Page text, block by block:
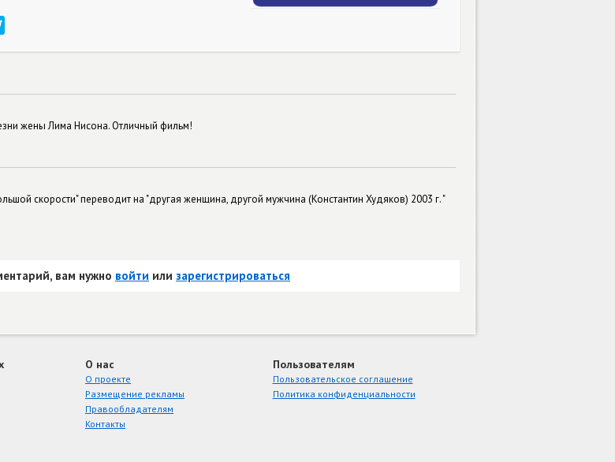
жены Лима Нисона. Отличный фильм!
скорости" переводит на "другая женщина, другой мужчина (Константин Худяков) 2003 г. "
вам нужно войти или зарегистрироваться
О нас
О проекте
Размещение рекламы
Правообладателям
Контакты
Пользователям
Пользовательское соглашение
Политика конфиденциальности